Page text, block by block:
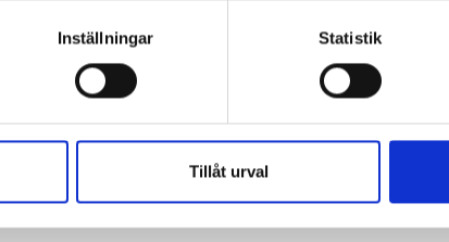
Inställningar Statistik
Tillåt urval